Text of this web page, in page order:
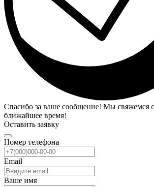
Спасибо за ваше сообщение! Мы свяжемся
ближайшее время!
Оставить заявку
Номер телефона
Email
Ваше имя